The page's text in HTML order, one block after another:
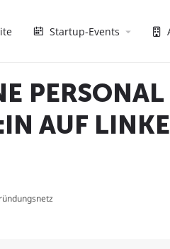
Startup-Events
AUF